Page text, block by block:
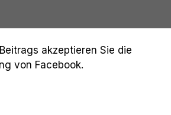
akzeptieren Sie die
von Facebook.